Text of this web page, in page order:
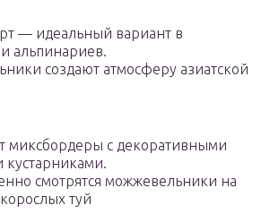
— идеальный вариант в
альпинариев.
создают атмосферу азиатской
миксбордеры с декоративными
кустарниками.
смотрятся можжевельники на
туй